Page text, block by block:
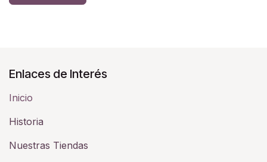
Enlaces de Interés
Inicio
Historia​
Nuestras Tiendas